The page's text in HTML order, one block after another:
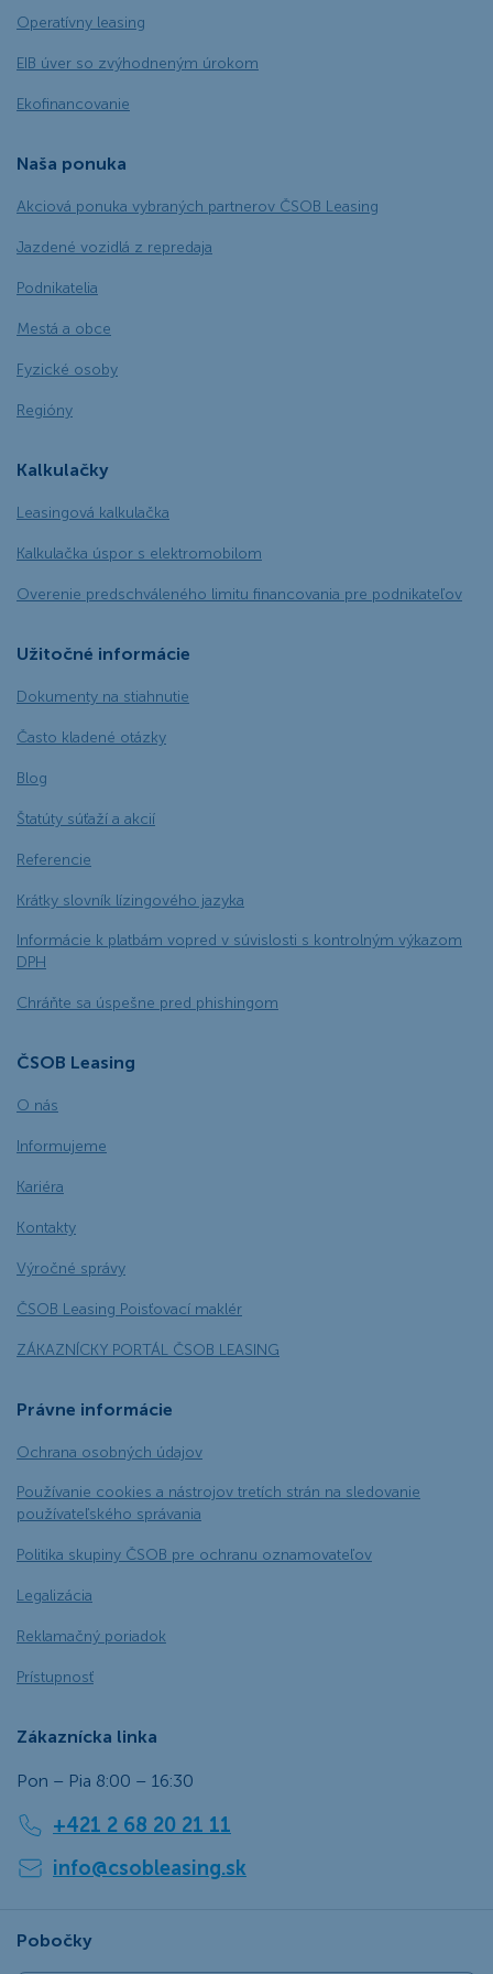
Operatívny leasing
EIB úver so zvýhodneným úrokom
Ekofinancovanie
Naša ponuka
Akciová ponuka vybraných partnerov ČSOB Leasing
Jazdené vozidlá z repredaja
Podnikatelia
Mestá a obce
Fyzické osoby
Regióny
Kalkulačky
Leasingová kalkulačka
Kalkulačka úspor s elektromobilom
Overenie predschváleného limitu financovania pre podnikateľov
Užitočné informácie
Dokumenty na stiahnutie
Často kladené otázky
Blog
Štatúty súťaží a akcií
Referencie
Krátky slovník lízingového jazyka
Informácie k platbám vopred v súvislosti s kontrolným výkazom
DPH
Chráňte sa úspešne pred phishingom
ČSOB Leasing
O nás
Informujeme
Kariéra
Kontakty
Výročné správy
ČSOB Leasing Poisťovací maklér
ZÁKAZNÍCKY PORTÁL ČSOB LEASING
Právne informácie
Ochrana osobných údajov
Používanie cookies a nástrojov tretích strán na sledovanie
používateľského správania
Politika skupiny ČSOB pre ochranu oznamovateľov
Legalizácia
Reklamačný poriadok
Prístupnosť
Zákaznícka linka
Pon – Pia 8:00 – 16:30
+421 2 68 20 21 11
info@csobleasing.sk
Pobočky